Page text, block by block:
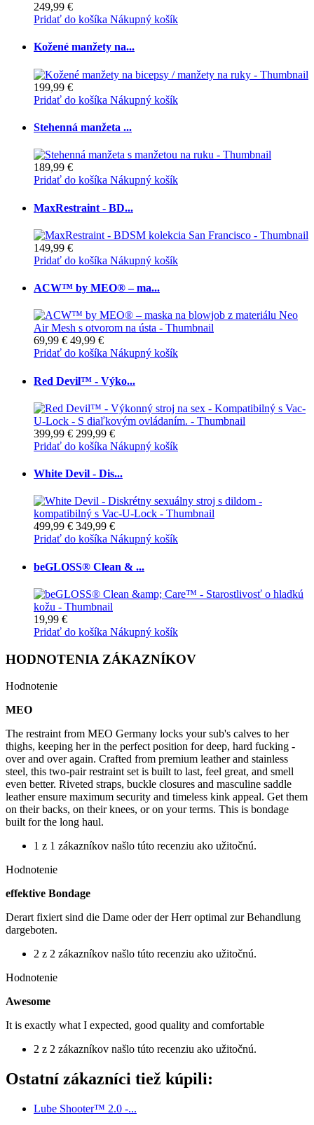
249,99 €
Pridať do košíka Nákupný košík
Kožené manžety na...
199,99 €
Pridať do košíka Nákupný košík
Stehenná manžeta ...
189,99 €
Pridať do košíka Nákupný košík
MaxRestraint - BD...
149,99 €
Pridať do košíka Nákupný košík
ACW™ by MEO® – ma...
69,99 € 49,99 €
Pridať do košíka Nákupný košík
Red Devil™ - Výko...
399,99 € 299,99 €
Pridať do košíka Nákupný košík
White Devil - Dis...
499,99 € 349,99 €
Pridať do košíka Nákupný košík
beGLOSS® Clean & ...
19,99 €
Pridať do košíka Nákupný košík
HODNOTENIA ZÁKAZNÍKOV
Hodnotenie
MEO
The restraint from MEO Germany locks your sub's calves to her
thighs, keeping her in the perfect position for deep, hard fucking -
over and over again. Crafted from premium leather and stainless
steel, this two-pair restraint set is built to last, feel great, and smell
even better. Riveted straps, buckle closures and masculine saddle
leather ensure maximum security and timeless kink appeal. Get them
on their backs, on their knees, or on your terms. This is bondage
built for the long haul.
1 z 1 zákazníkov našlo túto recenziu ako užitočnú.
Hodnotenie
effektive Bondage
Derart fixiert sind die Dame oder der Herr optimal zur Behandlung
dargeboten.
2 z 2 zákazníkov našlo túto recenziu ako užitočnú.
Hodnotenie
Awesome
It is exactly what I expected, good quality and comfortable
2 z 2 zákazníkov našlo túto recenziu ako užitočnú.
Ostatní zákazníci tiež kúpili:
Lube Shooter™ 2.0 -...